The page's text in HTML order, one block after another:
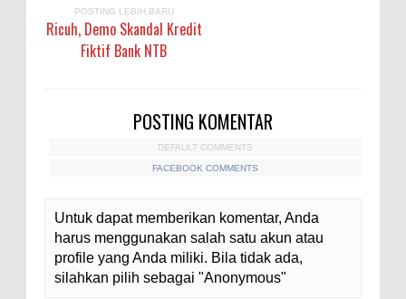
POSTING LEBIH BARU
Ricuh, Demo Skandal Kredit
Fiktif Bank NTB
POSTING KOMENTAR
DEFAULT COMMENTS
FACEBOOK COMMENTS
Untuk dapat memberikan komentar, Anda
harus menggunakan salah satu akun atau
profile yang Anda miliki. Bila tidak ada,
silahkan pilih sebagai "Anonymous"